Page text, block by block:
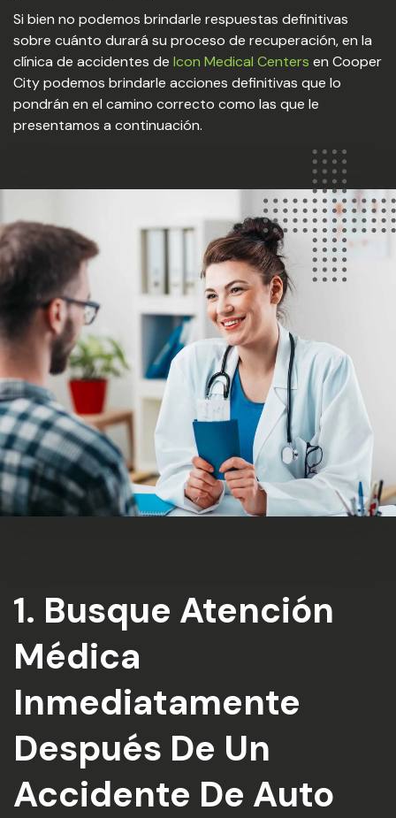
Si bien no podemos brindarle respuestas definitivas
sobre cuánto durará su proceso de recuperación, en la
clínica de accidentes de Icon Medical Centers en Cooper
City podemos brindarle acciones definitivas que lo
pondrán en el camino correcto como las que le
presentamos a continuación.
1. Busque Atención
Médica
Inmediatamente
Después De Un
Accidente De Auto